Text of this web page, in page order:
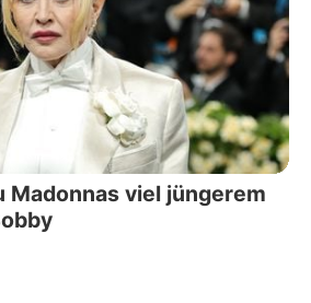
Madonnas viel jüngerem